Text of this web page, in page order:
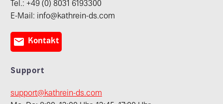
Tel.: +49 (0) 8031 6193300
E-Mail: info@kathrein-ds.com
 Kontakt
Support
support@kathrein-ds.com